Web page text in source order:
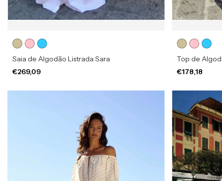
Saia de Algodão Listrada Sara
€269,09
Top de
€178,18